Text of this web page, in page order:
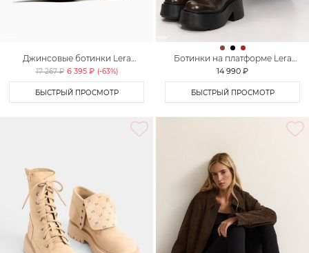
Джинсовые ботинки Lera
Nena Unreal
17 267 ₽ 6 395 ₽ (-63%)
БЫСТРЫЙ ПРОСМОТР
Ботинки на платформе Lera
Nena Unreal
14 990 ₽
БЫСТРЫЙ ПРОСМОТР